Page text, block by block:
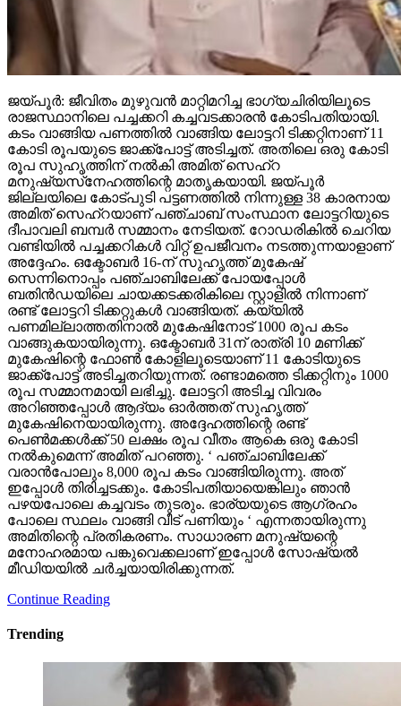
ജയ്പൂര്‍: ജീവിതം മുഴുവന്‍ മാറ്റിമറിച്ച ഭാഗ്യചിരിയിലൂടെ
രാജസ്ഥാനിലെ പച്ചക്കറി കച്ചവടക്കാരന്‍ കോടിപതിയായി.
കടം വാങ്ങിയ പണത്തില്‍ വാങ്ങിയ ലോട്ടറി ടിക്കറ്റിനാണ് 11
കോടി രൂപയുടെ ജാക്ക്‌പോട്ട് അടിച്ചത്. അതിലെ ഒരു കോടി
രൂപ സുഹൃത്തിന് നല്‍കി അമിത് സെഹ്‌റ
മനുഷ്യസ്‌നേഹത്തിന്റെ മാതൃകയായി. ജയ്പൂര്‍
ജില്ലയിലെ കോട്പുടി പട്ടണത്തില്‍ നിന്നുള്ള 38 കാരനായ
അമിത് സെഹ്‌റയാണ് പഞ്ചാബ് സംസ്ഥാന ലോട്ടറിയുടെ
ദീപാവലി ബമ്പര്‍ സമ്മാനം നേടിയത്. റോഡരികില്‍ ചെറിയ
വണ്ടിയില്‍ പച്ചക്കറികള്‍ വിറ്റ് ഉപജീവനം നടത്തുന്നയാളാണ്
അദ്ദേഹം. ഒക്ടോബര്‍ 16-ന് സുഹൃത്ത് മുകേഷ്
സെന്നിനൊപ്പം പഞ്ചാബിലേക്ക് പോയപ്പോള്‍
ബതിന്‍ഡയിലെ ചായക്കടക്കരികിലെ സ്റ്റാളില്‍ നിന്നാണ്
രണ്ട് ലോട്ടറി ടിക്കറ്റുകള്‍ വാങ്ങിയത്. കയ്യില്‍
പണമില്ലാത്തതിനാല്‍ മുകേഷിനോട് 1000 രൂപ കടം
വാങ്ങുകയായിരുന്നു. ഒക്ടോബര്‍ 31ന് രാത്രി 10 മണിക്ക്
മുകേഷിന്റെ ഫോണ്‍ കോളിലൂടെയാണ് 11 കോടിയുടെ
ജാക്ക്‌പോട്ട് അടിച്ചതറിയുന്നത്. രണ്ടാമത്തെ ടിക്കറ്റിനും 1000
രൂപ സമ്മാനമായി ലഭിച്ചു. ലോട്ടറി അടിച്ച വിവരം
അറിഞ്ഞപ്പോള്‍ ആദ്യം ഓര്‍ത്തത് സുഹൃത്ത്
മുകേഷിനെയായിരുന്നു. അദ്ദേഹത്തിന്റെ രണ്ട്
പെണ്‍മക്കള്‍ക്ക് 50 ലക്ഷം രൂപ വീതം ആകെ ഒരു കോടി
നല്‍കുമെന്ന് അമിത് പറഞ്ഞു. ‘ പഞ്ചാബിലേക്ക്
വരാന്‍പോലും 8,000 രൂപ കടം വാങ്ങിയിരുന്നു. അത്
ഇപ്പോള്‍ തിരിച്ചടക്കും. കോടിപതിയായെങ്കിലും ഞാന്‍
പഴയപോലെ കച്ചവടം തുടരും. ഭാര്യയുടെ ആഗ്രഹം
പോലെ സ്ഥലം വാങ്ങി വീട് പണിയും ‘ എന്നതായിരുന്നു
അമിതിന്റെ പ്രതികരണം. സാധാരണ മനുഷ്യന്റെ
മനോഹരമായ പങ്കുവെക്കലാണ് ഇപ്പോള്‍ സോഷ്യല്‍
മീഡിയയില്‍ ചര്‍ച്ചയായിരിക്കുന്നത്.
Continue Reading
Trending